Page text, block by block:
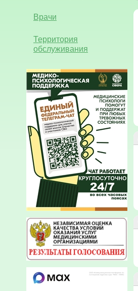
Врачи
Территория
обслуживания